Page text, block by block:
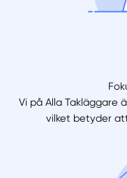
Vi på Alla Takläggare
vilket betyder